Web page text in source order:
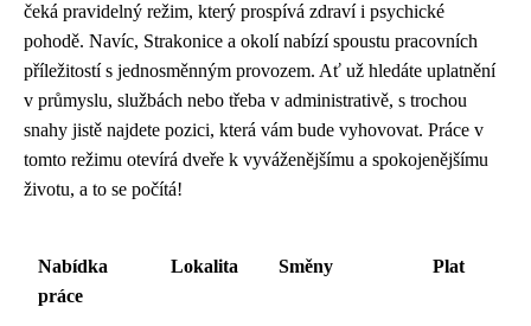
čeká pravidelný režim, který prospívá zdraví i psychické
pohodě. Navíc, Strakonice a okolí nabízí spoustu pracovních
příležitostí s jednosměnným provozem. Ať už hledáte uplatnění
v průmyslu, službách nebo třeba v administrativě, s trochou
snahy jistě najdete pozici, která vám bude vyhovovat. Práce v
tomto režimu otevírá dveře k vyváženějšímu a spokojenějšímu
životu, a to se počítá!
Nabídka
práce
Lokalita Směny Plat